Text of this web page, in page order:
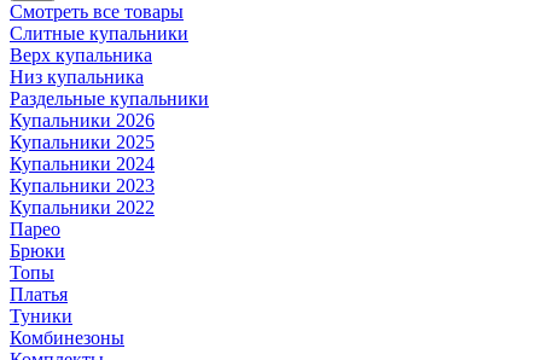
Смотреть все товары
Слитные купальники
Верх купальника
Низ купальника
Раздельные купальники
Купальники 2026
Купальники 2025
Купальники 2024
Купальники 2023
Купальники 2022
Парео
Брюки
Топы
Платья
Туники
Комбинезоны